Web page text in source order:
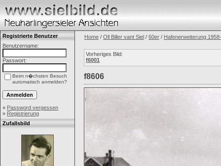
Registrierte Benutzer
Benutzername:
Passwort:
Beim n�chsten Besuch
automatisch anmelden?
» Password vergessen
» Registrierung
Zufallsbild
Home / Oll Biller vant Siel / 60er / Hafenerweiterung
Vorheriges Bild:
f6001
f8606